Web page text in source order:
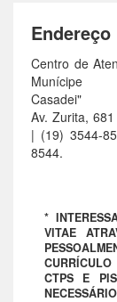
Endereço
Centro de
Munícipe
Casadei"
Av. Zurita,
| (19) 3544-
8544.
*
VITAE
CTPS E